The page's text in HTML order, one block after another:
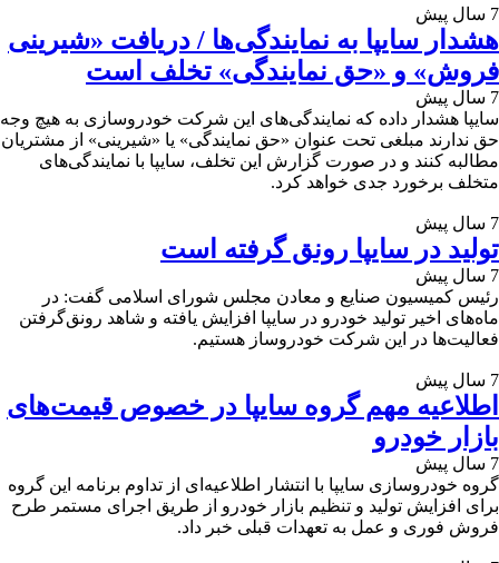
7 سال پیش
هشدار سایپا به نمایندگی‌ها / دریافت «شیرینی
فروش» و «حق نمایندگی» تخلف است
7 سال پیش
سایپا هشدار داده که نمایندگی‌های این شرکت خودروسازی به هیچ وجه
حق ندارند مبلغی تحت عنوان «حق نمایندگی» یا «شیرینی» از مشتریان
مطالبه کنند و در صورت گزارش این تخلف، سایپا با نمایندگی‌های
متخلف برخورد جدی خواهد کرد.
7 سال پیش
توليد در سایپا رونق گرفته است
7 سال پیش
رئيس كميسيون صنايع و معادن مجلس شورای اسلامی گفت: در
ماه‌های اخير توليد خودرو در سایپا افزايش يافته و شاهد رونق‌گرفتن
فعاليت‌ها در اين شرکت خودروساز هستيم.
7 سال پیش
اطلاعیه مهم گروه سایپا در خصوص قیمت‌های
بازار خودرو
7 سال پیش
گروه خودروسازی سایپا با انتشار اطلاعیه‌ای از تداوم برنامه این گروه
برای افزایش تولید و تنظیم بازار خودرو از طریق اجرای مستمر طرح
فروش فوری و عمل به تعهدات قبلی خبر داد.